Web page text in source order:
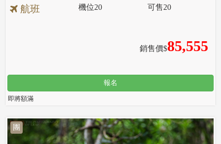
航班
銷售價$85,555
機位20 可售20
報名
即將額滿
團